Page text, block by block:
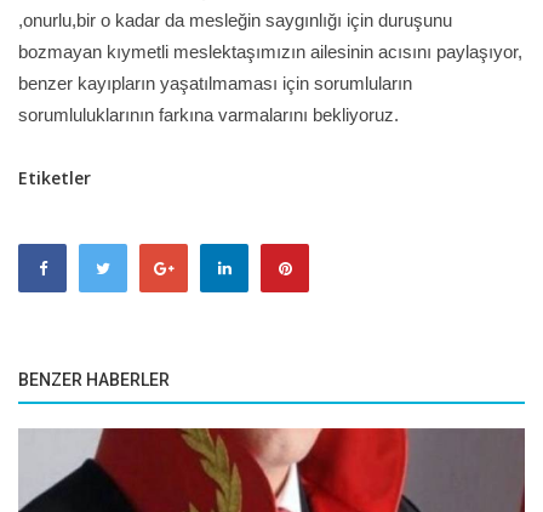
,onurlu,bir o kadar da mesleğin saygınlığı için duruşunu
bozmayan kıymetli meslektaşımızın ailesinin acısını paylaşıyor,
benzer kayıpların yaşatılmaması için sorumluların
sorumluluklarının farkına varmalarını bekliyoruz.
Etiketler
BENZER HABERLER